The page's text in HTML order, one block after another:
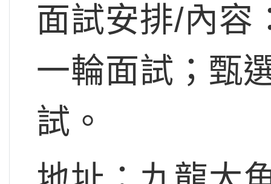
面試安排/內容
一輪面試；甄
試。